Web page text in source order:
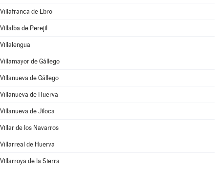
Villafranca de Ebro
Villalba de Perejil
Villalengua
Villamayor de Gállego
Villanueva de Gállego
Villanueva de Huerva
Villanueva de Jiloca
Villar de los Navarros
Villarreal de Huerva
Villarroya de la Sierra